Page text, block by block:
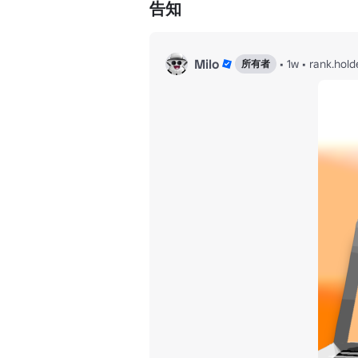
告知
Milo 所有者 • 1w •